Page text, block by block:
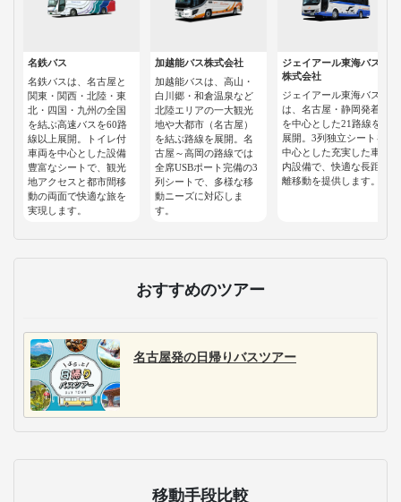
名鉄バス
名鉄バスは、名古屋と
関東・関西・北陸・東
北・四国・九州の全国
を結ぶ高速バスを60路
線以上展開。トイレ付
車両を中心とした設備
豊富なシートで、観光
地アクセスと都市間移
動の両面で快適な旅を
実現します。
加越能バス株式会社
加越能バスは、高山・
白川郷・和倉温泉など
北陸エリアの一大観光
地や大都市（名古屋）
を結ぶ路線を展開。名
古屋～高岡の路線では
全席USBポート完備の3
列シートで、多様な移
動ニーズに対応しま
す。
ジェイアール東海バス
株式会社
ジェイアール東海バス
は、名古屋・静岡発着
を中心とした21路線を
展開。3列独立シートを
中心とした充実した車
内設備で、快適な長距
離移動を提供します。
おすすめのツアー
名古屋発の日帰りバスツアー
移動手段比較